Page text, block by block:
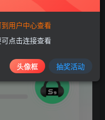
用户中心查看
点击连接查看
头像框 抽奖活动